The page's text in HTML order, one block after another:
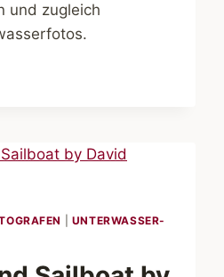
und zugleich
UNTERWASSER-